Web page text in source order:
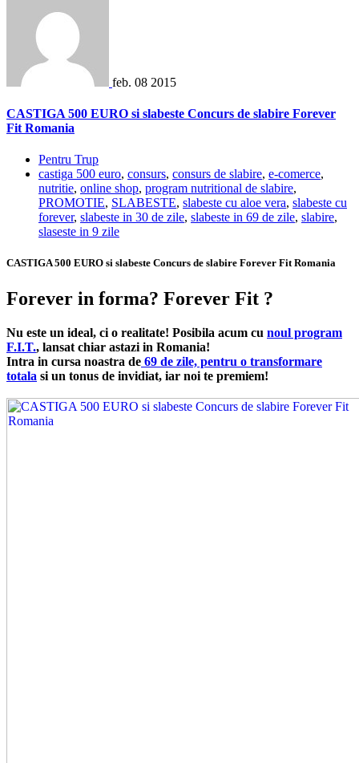
feb. 08 2015
CASTIGA 500 EURO si slabeste Concurs de slabire Forever
Fit Romania
Pentru Trup
castiga 500 euro, consurs, consurs de slabire, e-comerce,
nutritie, online shop, program nutritional de slabire,
PROMOTIE, SLABESTE, slabeste cu aloe vera, slabeste cu
forever, slabeste in 30 de zile, slabeste in 69 de zile, slabire,
slaseste in 9 zile
CASTIGA 500 EURO si slabeste Concurs de slabire Forever Fit Romania
Forever in forma? Forever Fit ?
Nu este un ideal, ci o realitate! Posibila acum cu noul program
F.I.T., lansat chiar astazi in Romania!
Intra in cursa noastra de 69 de zile, pentru o transformare
totala si un tonus de invidiat, iar noi te premiem!